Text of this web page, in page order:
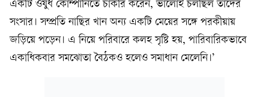
একটি ওষুধ কোম্পানিতে চাকরি করেন, ভালোই চলছিল তাঁদের
সংসার। সম্প্রতি নাছির খান অন্য একটি মেয়ের সঙ্গে পরকীয়ায়
জড়িয়ে পড়েন। এ নিয়ে পরিবারে কলহ সৃষ্টি হয়, পারিবারিকভাবে
একাধিকবার সমঝোতা বৈঠকও হলেও সমাধান মেলেনি।’